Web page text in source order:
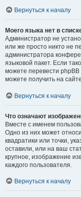
Вернуться к началу
Моего языка нет в
Администратор не
или же просто никто не
администратора
языковой пакет. Если
можете перевести
можете получить на сайте
Вернуться к началу
Что означают
Вместе с именем
Одно из них может
квадратики или точки,
оставили, или на ваш
крупное, изображение
каждого пользователя.
Вернуться к началу